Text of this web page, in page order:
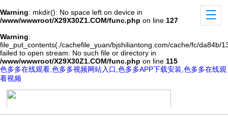
Warning: mkdir(): No space left on device in
/www/wwwroot/X29X30Z1.COM/func.php on line 127
Warning:
file_put_contents(./cachefile_yuan/bjshiliantong.com/cache/fc/da84b/
failed to open stream: No such file or directory in
/www/wwwroot/X29X30Z1.COM/func.php on line 115
色多多在线观看,色多多视频网站入口,色多多APP下载安装,色多多在线观
看视频